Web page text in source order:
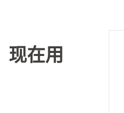
现在用